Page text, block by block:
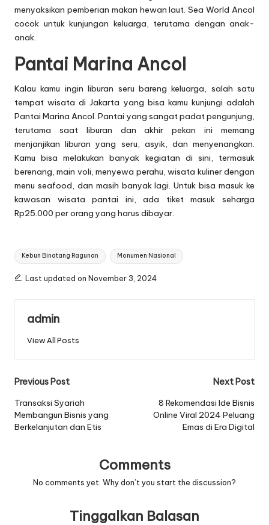
menyaksikan pemberian makan hewan laut. Sea World Ancol
cocok untuk kunjungan keluarga, terutama dengan anak-
anak.
Pantai Marina Ancol
Kalau kamu ingin liburan seru bareng keluarga, salah satu
tempat wisata di Jakarta yang bisa kamu kunjungi adalah
Pantai Marina Ancol. Pantai yang sangat padat pengunjung,
terutama saat liburan dan akhir pekan ini memang
menjanjikan liburan yang seru, asyik, dan menyenangkan.
Kamu bisa melakukan banyak kegiatan di sini, termasuk
berenang, main voli, menyewa perahu, wisata kuliner dengan
menu seafood, dan masih banyak lagi. Untuk bisa masuk ke
kawasan wisata pantai ini, ada tiket masuk seharga
Rp25.000 per orang yang harus dibayar.
Tags:
Kebun Binatang Ragunan Monumen Nasional
Last updated on November 3, 2024
admin
View All Posts
Post
navigation
Previous Post
Transaksi Syariah
Membangun Bisnis yang
Berkelanjutan dan Etis
Next Post
8 Rekomendasi Ide Bisnis
Online Viral 2024 Peluang
Emas di Era Digital
Comments
No comments yet. Why don’t you start the discussion?
Tinggalkan Balasan